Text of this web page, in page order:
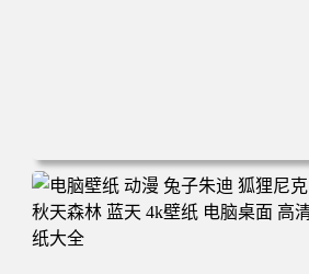
电脑壁纸 动漫 紫灵 冰清玉洁《凡人修
160 电脑桌面 高清壁纸 壁纸下载 壁纸